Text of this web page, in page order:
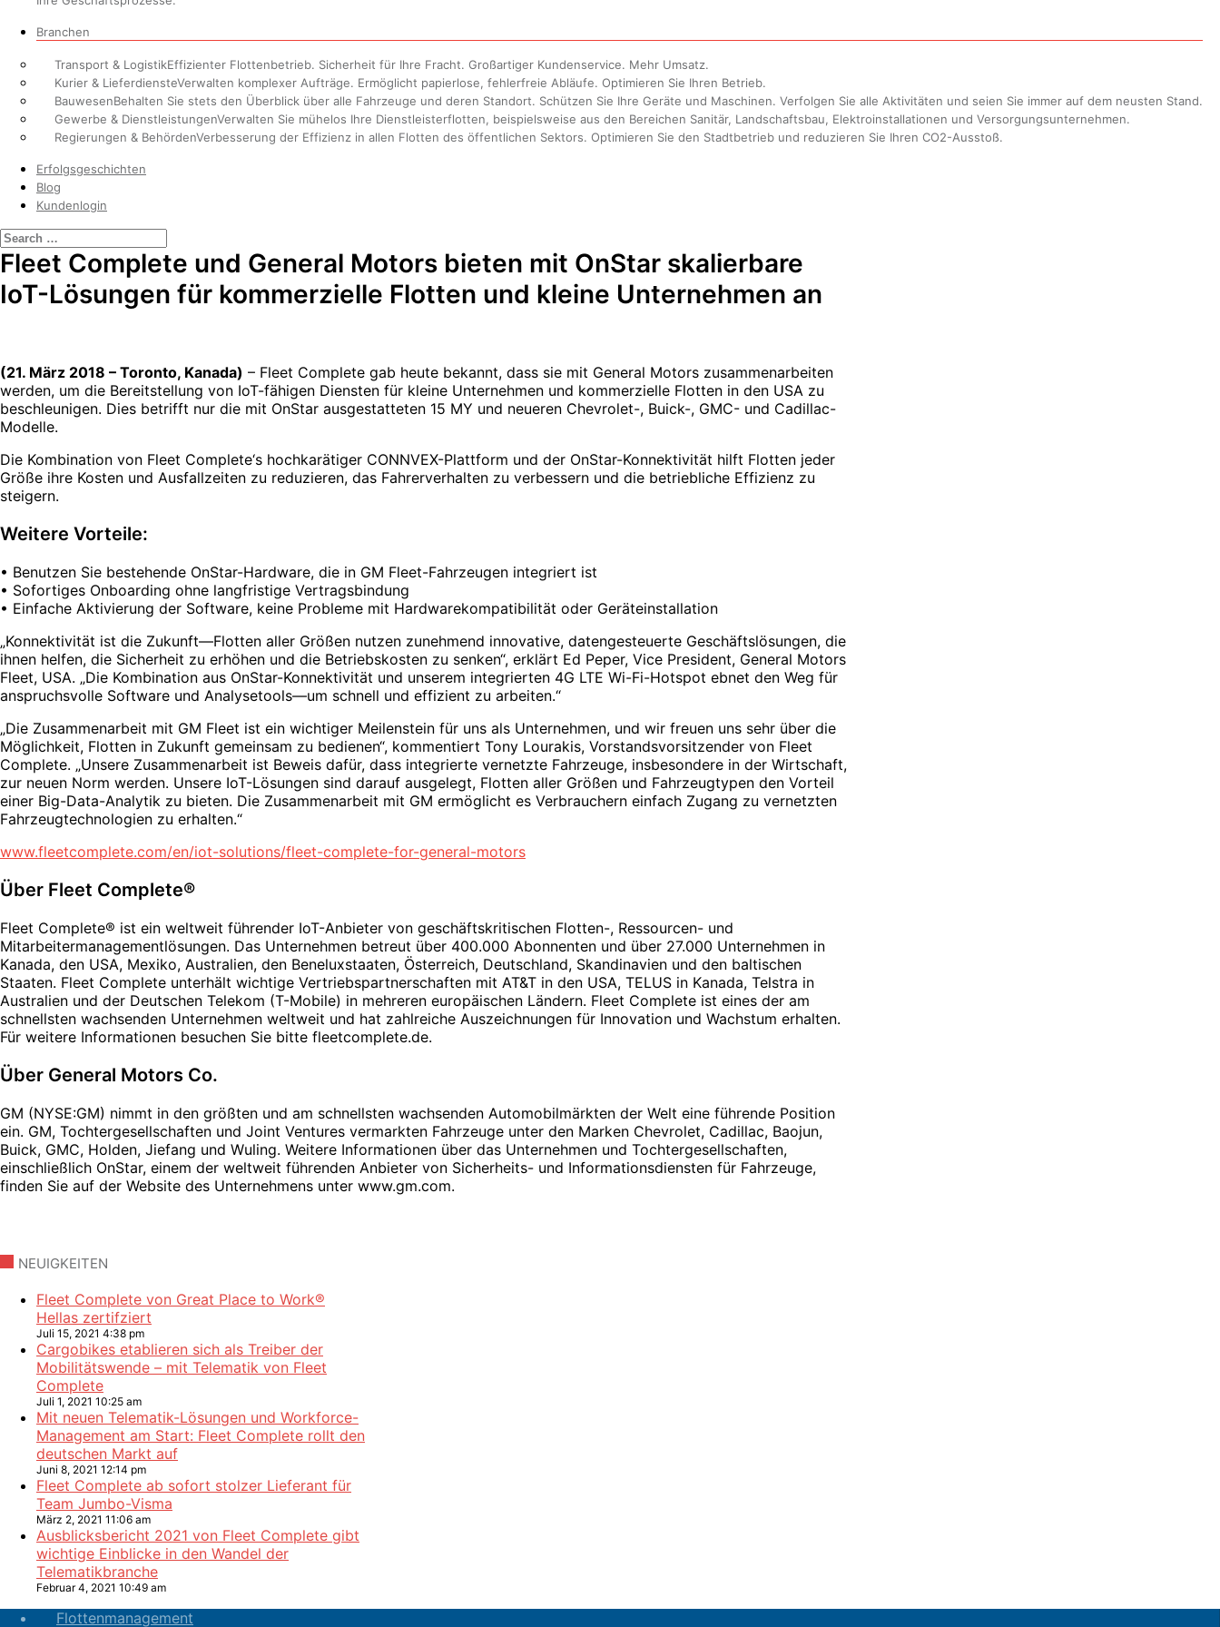
Branchen
Transport & LogistikEffizienter Flottenbetrieb. Sicherheit für Ihre Fracht. Großartiger Kundenservice. Mehr Umsatz.
Kurier & LieferdiensteVerwalten komplexer Aufträge. Ermöglicht papierlose, fehlerfreie Abläufe. Optimieren Sie Ihren Betrieb.
BauwesenBehalten Sie stets den Überblick über alle Fahrzeuge und deren Standort. Schützen Sie Ihre Geräte und Maschinen. Verfolgen Sie alle Aktivitäten und seien Sie immer auf dem neusten Stand.
Gewerbe & DienstleistungenVerwalten Sie mühelos Ihre Dienstleisterflotten, beispielsweise aus den Bereichen Sanitär, Landschaftsbau, Elektroinstallationen und Versorgungsunternehmen.
Regierungen & BehördenVerbesserung der Effizienz in allen Flotten des öffentlichen Sektors. Optimieren Sie den Stadtbetrieb und reduzieren Sie Ihren CO2-Ausstoß.
Erfolgsgeschichten
Blog
Kundenlogin
Fleet Complete und General Motors bieten mit OnStar skalierbare
IoT-Lösungen für kommerzielle Flotten und kleine Unternehmen an
(21. März 2018 – Toronto, Kanada) – Fleet Complete gab heute bekannt, dass sie mit General Motors zusammenarbeiten
werden, um die Bereitstellung von IoT-fähigen Diensten für kleine Unternehmen und kommerzielle Flotten in den USA zu
beschleunigen. Dies betrifft nur die mit OnStar ausgestatteten 15 MY und neueren Chevrolet-, Buick-, GMC- und Cadillac-
Modelle.
Die Kombination von Fleet Complete‘s hochkarätiger CONNVEX-Plattform und der OnStar-Konnektivität hilft Flotten jeder
Größe ihre Kosten und Ausfallzeiten zu reduzieren, das Fahrerverhalten zu verbessern und die betriebliche Effizienz zu
steigern.
Weitere Vorteile:
• Benutzen Sie bestehende OnStar-Hardware, die in GM Fleet-Fahrzeugen integriert ist
• Sofortiges Onboarding ohne langfristige Vertragsbindung
• Einfache Aktivierung der Software, keine Probleme mit Hardwarekompatibilität oder Geräteinstallation
„Konnektivität ist die Zukunft—Flotten aller Größen nutzen zunehmend innovative, datengesteuerte Geschäftslösungen, die
ihnen helfen, die Sicherheit zu erhöhen und die Betriebskosten zu senken“, erklärt Ed Peper, Vice President, General Motors
Fleet, USA. „Die Kombination aus OnStar-Konnektivität und unserem integrierten 4G LTE Wi-Fi-Hotspot ebnet den Weg für
anspruchsvolle Software und Analysetools—um schnell und effizient zu arbeiten.“
„Die Zusammenarbeit mit GM Fleet ist ein wichtiger Meilenstein für uns als Unternehmen, und wir freuen uns sehr über die
Möglichkeit, Flotten in Zukunft gemeinsam zu bedienen“, kommentiert Tony Lourakis, Vorstandsvorsitzender von Fleet
Complete. „Unsere Zusammenarbeit ist Beweis dafür, dass integrierte vernetzte Fahrzeuge, insbesondere in der Wirtschaft,
zur neuen Norm werden. Unsere IoT-Lösungen sind darauf ausgelegt, Flotten aller Größen und Fahrzeugtypen den Vorteil
einer Big-Data-Analytik zu bieten. Die Zusammenarbeit mit GM ermöglicht es Verbrauchern einfach Zugang zu vernetzten
Fahrzeugtechnologien zu erhalten.“
www.fleetcomplete.com/en/iot-solutions/fleet-complete-for-general-motors
Über Fleet Complete®
Fleet Complete® ist ein weltweit führender IoT-Anbieter von geschäftskritischen Flotten-, Ressourcen- und
Mitarbeitermanagementlösungen. Das Unternehmen betreut über 400.000 Abonnenten und über 27.000 Unternehmen in
Kanada, den USA, Mexiko, Australien, den Beneluxstaaten, Österreich, Deutschland, Skandinavien und den baltischen
Staaten. Fleet Complete unterhält wichtige Vertriebspartnerschaften mit AT&T in den USA, TELUS in Kanada, Telstra in
Australien und der Deutschen Telekom (T-Mobile) in mehreren europäischen Ländern. Fleet Complete ist eines der am
schnellsten wachsenden Unternehmen weltweit und hat zahlreiche Auszeichnungen für Innovation und Wachstum erhalten.
Für weitere Informationen besuchen Sie bitte fleetcomplete.de.
Über General Motors Co.
GM (NYSE:GM) nimmt in den größten und am schnellsten wachsenden Automobilmärkten der Welt eine führende Position
ein. GM, Tochtergesellschaften und Joint Ventures vermarkten Fahrzeuge unter den Marken Chevrolet, Cadillac, Baojun,
Buick, GMC, Holden, Jiefang und Wuling. Weitere Informationen über das Unternehmen und Tochtergesellschaften,
einschließlich OnStar, einem der weltweit führenden Anbieter von Sicherheits- und Informationsdiensten für Fahrzeuge,
finden Sie auf der Website des Unternehmens unter www.gm.com.
NEUIGKEITEN
Fleet Complete von Great Place to Work®
Hellas zertifziert
Juli 15, 2021 4:38 pm
Cargobikes etablieren sich als Treiber der
Mobilitätswende – mit Telematik von Fleet
Complete
Juli 1, 2021 10:25 am
Mit neuen Telematik-Lösungen und Workforce-
Management am Start: Fleet Complete rollt den
deutschen Markt auf
Juni 8, 2021 12:14 pm
Fleet Complete ab sofort stolzer Lieferant für
Team Jumbo-Visma
März 2, 2021 11:06 am
Ausblicksbericht 2021 von Fleet Complete gibt
wichtige Einblicke in den Wandel der
Telematikbranche
Februar 4, 2021 10:49 am
Flottenmanagement